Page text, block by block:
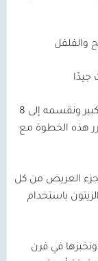
4. نفرد رغيف من خبز الشراك على لوح تقطيع كبير ونقسمه إلى 8
هذه الخطوة مع
العريض من كل
باستخدام
في فرن